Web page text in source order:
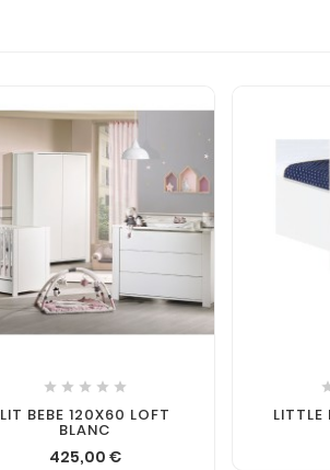

    
LIT BEBE 120X60 LOFT
BLANC
425,00 €